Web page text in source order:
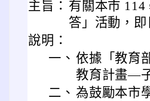
主旨： 有關本市
答」活動，
說明：
一、 依據「教育
教育計畫—
二、 為鼓勵本市